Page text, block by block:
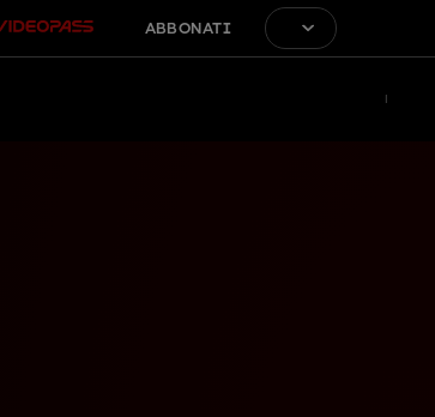
ABBONATI